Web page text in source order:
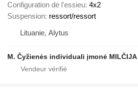
Configuration de l'essieu 4x2
Suspension ressort/ressort
Lituanie, Alytus
M. Čyžienės individuali įmonė MILČIJA